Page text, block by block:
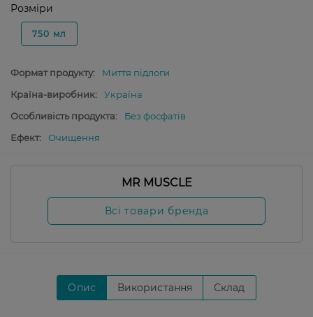
Розміри
750 мл
Формат продукту:
Миття підлоги
Країна-виробник:
Україна
Особливість продукта:
Без фосфатів
Ефект:
Очищення
MR MUSCLE
Всі товари бренда
Опис Використання Склад